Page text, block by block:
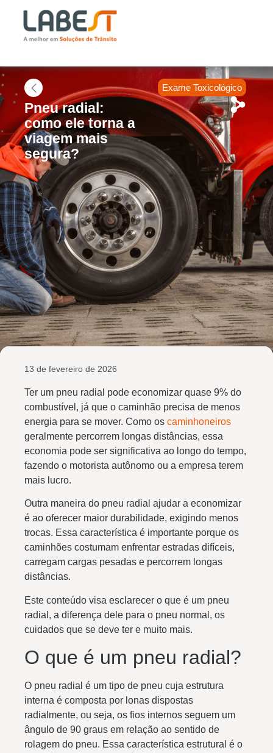
Pneu radial:
como ele torna a
viagem mais
segura?
Exame Toxicológico
13 de fevereiro de 2026
Ter um pneu radial pode economizar quase 9% do
combustível, já que o caminhão precisa de menos
energia para se mover. Como os caminhoneiros
geralmente percorrem longas distâncias, essa
economia pode ser significativa ao longo do tempo,
fazendo o motorista autônomo ou a empresa terem
mais lucro.
Outra maneira do pneu radial ajudar a economizar
é ao oferecer maior durabilidade, exigindo menos
trocas. Essa característica é importante porque os
caminhões costumam enfrentar estradas difíceis,
carregam cargas pesadas e percorrem longas
distâncias.
Este conteúdo visa esclarecer o que é um pneu
radial, a diferença dele para o pneu normal, os
cuidados que se deve ter e muito mais.
O que é um pneu radial?
O pneu radial é um tipo de pneu cuja estrutura
interna é composta por lonas dispostas
radialmente, ou seja, os fios internos seguem um
ângulo de 90 graus em relação ao sentido de
rolagem do pneu. Essa característica estrutural é o